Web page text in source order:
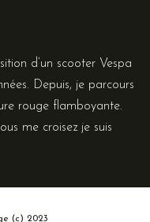
d’un scooter Vespa
Depuis, je parcours
rouge flamboyante.
me croisez je suis
(c) 2023